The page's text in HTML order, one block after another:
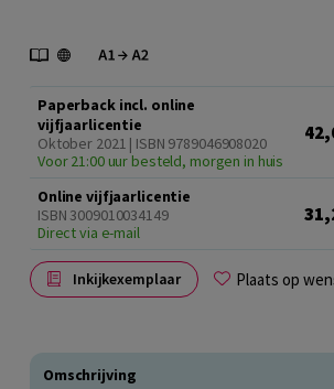
Paperback incl. online
vijfjaarlicentie
Oktober 2021 | ISBN 9789046908020
Voor 21:00 uur besteld, morgen in huis
Online vijfjaarlicentie
ISBN 3009010034149
Direct via e-mail
Inkijkexemplaar Plaats op
Omschrijving